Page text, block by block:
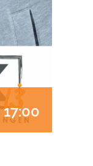
17:00